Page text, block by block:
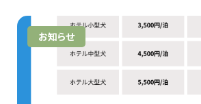
お知らせ